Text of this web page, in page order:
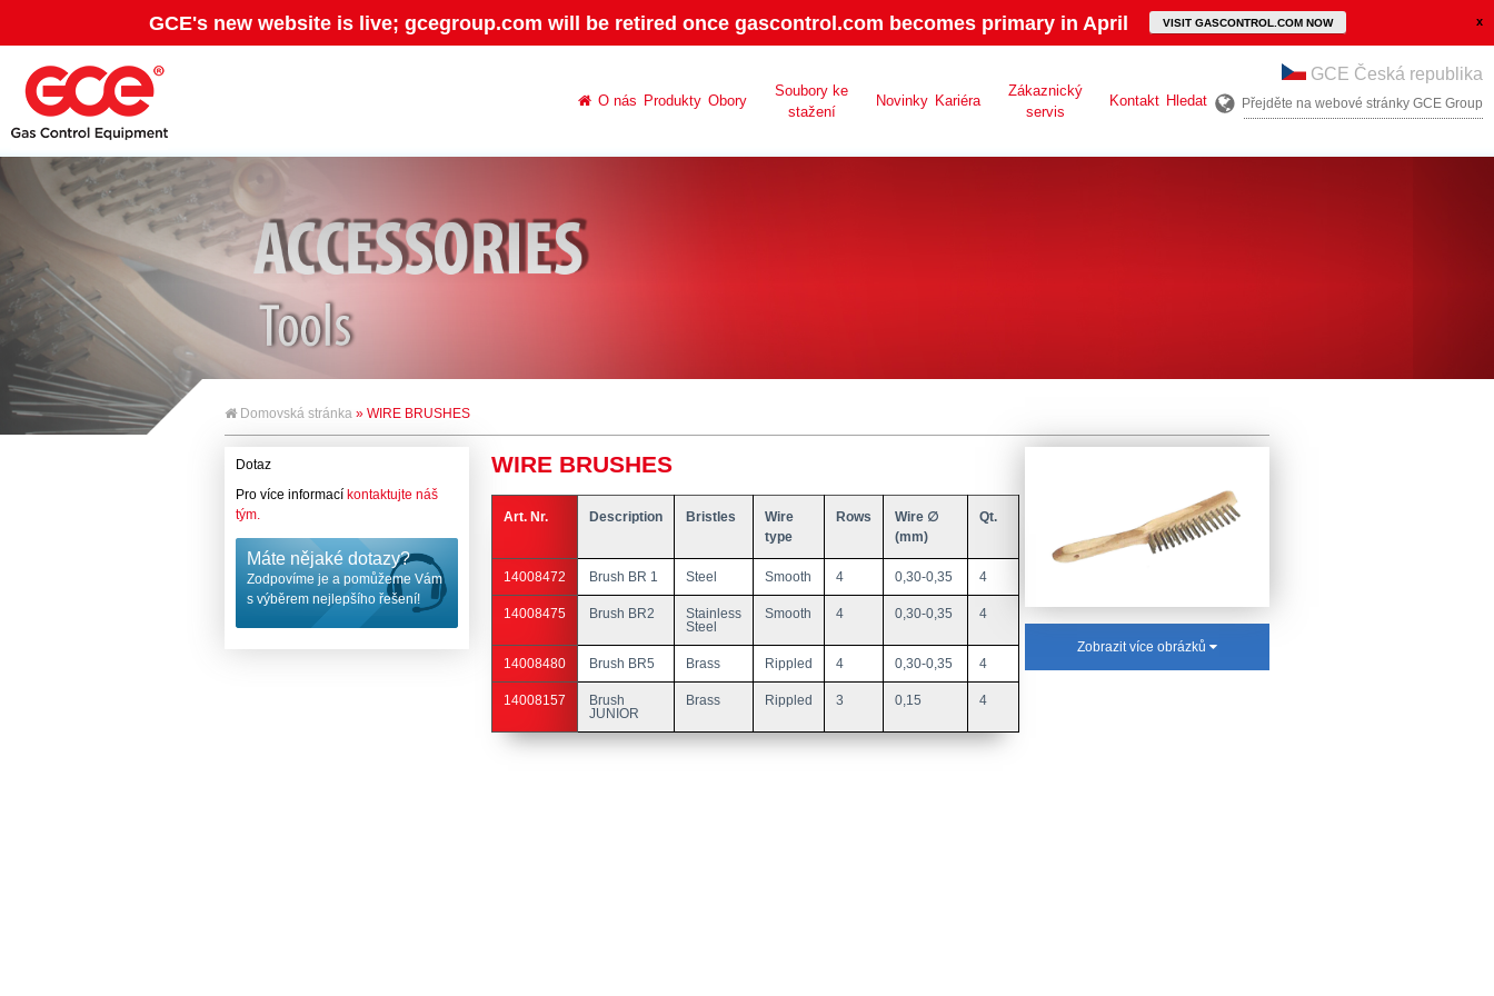
GCE's new website is live; gcegroup.com will be retired once gascontrol.com becomes primary in April VISIT GASCONTROL.COM NOW
O nás Produkty Obory
Soubory ke
stažení
Novinky Kariéra
Zákaznický
servis
Kontakt Hledat
GCE Česká republika
Přejděte na webové stránky GCE Group
Domovská stránka » WIRE BRUSHES
Dotaz
Pro více informací kontaktujte náš
tým.
Máte nějaké dotazy?
Zodpovíme je a pomůžeme Vám
s výběrem nejlepšího řešení!
WIRE BRUSHES
Art. Nr. Description Bristles
Wire
type
Rows
Wire ∅
(mm)
Qt.
14008472 Brush BR 1 Steel Smooth 4 0,30-0,35 4
14008475 Brush BR2
Stainless
Steel
Smooth 4 0,30-0,35 4
14008480 Brush BR5 Brass Rippled 4 0,30-0,35 4
14008157
Brush
JUNIOR
Brass Rippled 3 0,15 4
Zobrazit více obrázků